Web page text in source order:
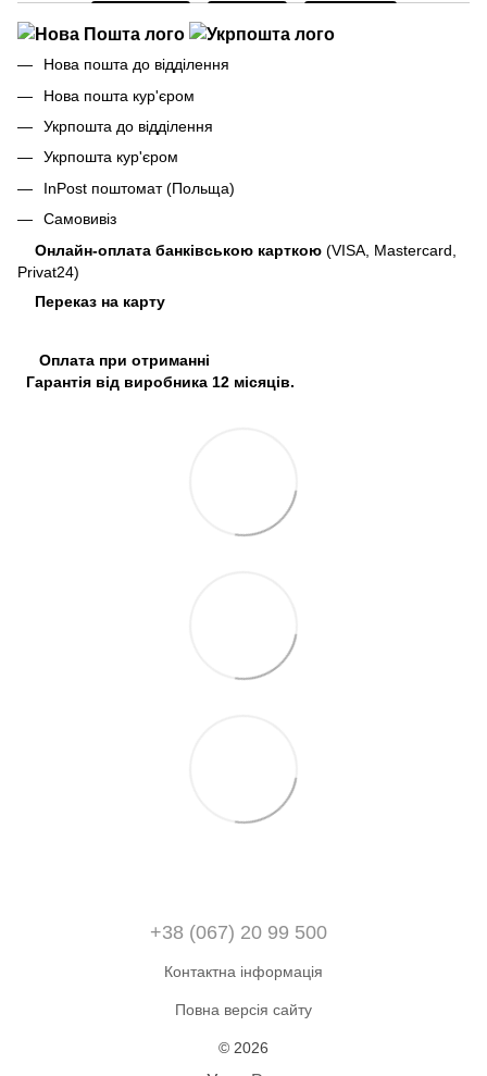
Нова пошта до відділення
Нова пошта кур'єром
Укрпошта до відділення
Укрпошта кур'єром
InPost поштомат (Польща)
Самовивіз
Онлайн-оплата банківською карткою (VISA, Mastercard,
Privat24)
Переказ на карту
Оплата при отриманні
Гарантія від виробника 12 місяців.
+38 (067) 20 99 500
Контактна інформація
Повна версія сайту
© 2026